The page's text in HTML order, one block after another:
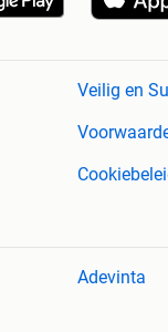
Veilig en
Adevinta